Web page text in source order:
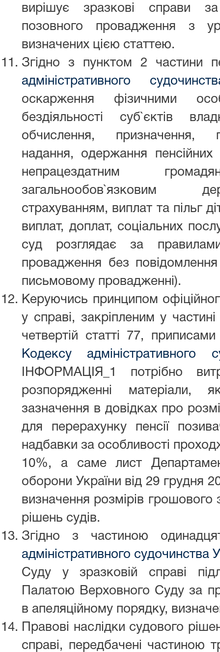
вирішує зразкові справи
позовного провадження з
визначених цією статтею.
Згідно з пунктом 2 частини
адміністративного
оскарження фізичними
бездіяльності суб`єктів
обчислення, призначення,
надання, одержання пенсійних
непрацездатним
загальнообов`язковим
страхуванням, виплат та пільг
виплат, доплат, соціальних
суд розглядає за
провадження без
письмовому провадженні).
Керуючись принципом
у справі, закріпленим у частині
четвертій статті 77,
Кодексу адміністративного
ІНФОРМАЦІЯ_1 потрібно
розпорядженні матеріали,
зазначення в довідках про
для перерахунку пенсії
надбавки за особливості
10%, а саме лист
оборони України від 29 грудня
визначення розмірів
рішень судів.
Згідно з частиною
адміністративного судочинства
Суду у зразковій справі
Палатою Верховного Суду за
в апеляційному порядку,
Правові наслідки судового
справі, передбачені частиною